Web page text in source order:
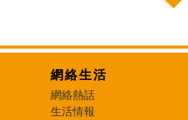
網絡生活
網絡熱話
生活情報